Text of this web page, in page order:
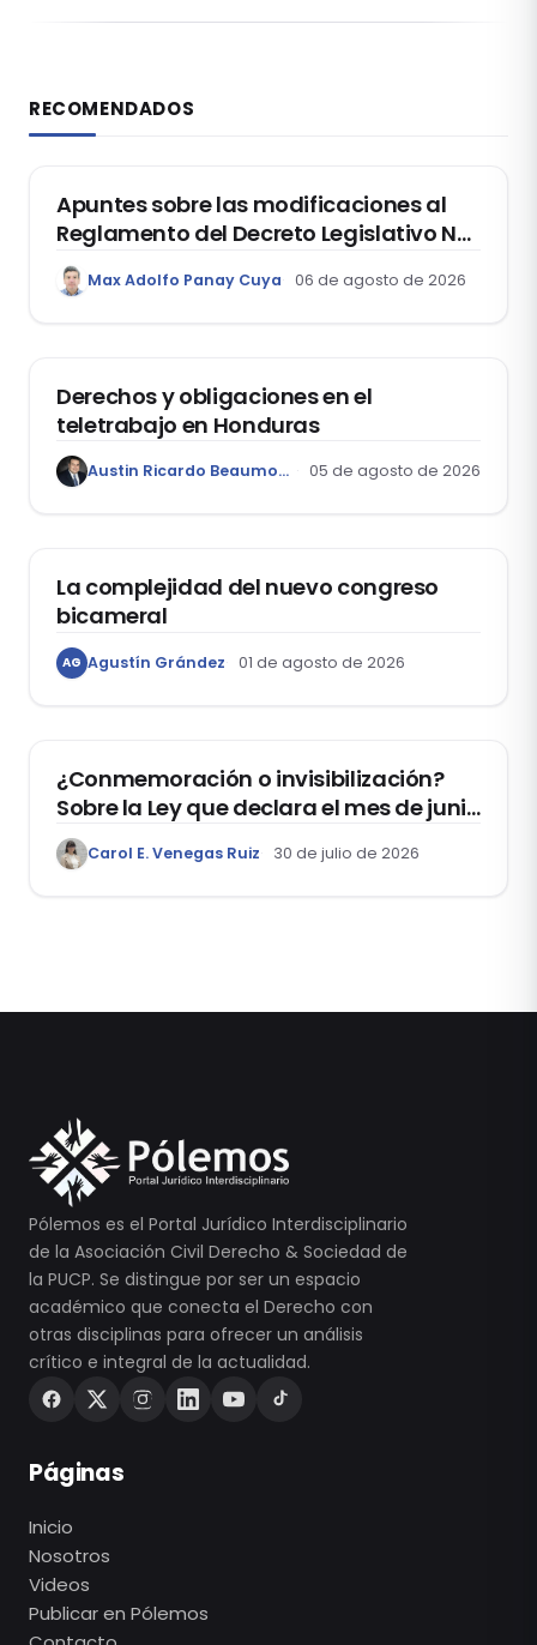
RECOMENDADOS
DERECHO REGISTRAL
Apuntes sobre las modificaciones al
Reglamento del Decreto Legislativo Nº
1400, que aprueba el Régimen de
Garantía Mobiliaria
Max Adolfo Panay Cuya 06 de agosto de 2026
Derechos y obligaciones en el
teletrabajo en Honduras
Austin Ricardo Beaumont Rivera 05 de agosto de 2026
La complejidad del nuevo congreso
bicameral
AG Agustín Grández 01 de agosto de 2026
¿Conmemoración o invisibilización?
Sobre la Ley que declara el mes de junio
como el “Mes de la Vida y la Familia”
Carol E. Venegas Ruiz 30 de julio de 2026
Pólemos es el Portal Jurídico Interdisciplinario
de la Asociación Civil Derecho & Sociedad de
la PUCP. Se distingue por ser un espacio
académico que conecta el Derecho con
otras disciplinas para ofrecer un análisis
crítico e integral de la actualidad.
Páginas
Inicio
Nosotros
Videos
Publicar en Pólemos